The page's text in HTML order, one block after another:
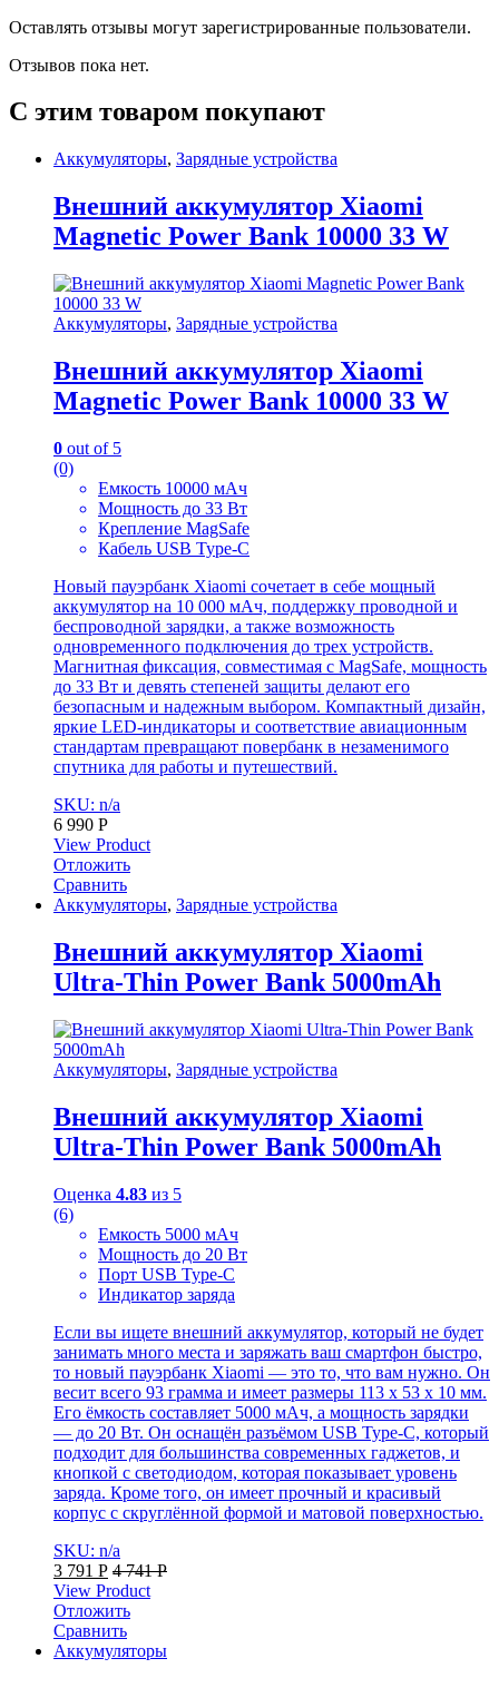
Оставлять отзывы могут зарегистрированные пользователи.
Отзывов пока нет.
С этим товаром покупают
Аккумуляторы, Зарядные устройства
Внешний аккумулятор Xiaomi
Magnetic Power Bank 10000 33 W
Аккумуляторы, Зарядные устройства
Внешний аккумулятор Xiaomi
Magnetic Power Bank 10000 33 W
0 out of 5
(0)
Емкость 10000 мАч
Мощность до 33 Вт
Крепление MagSafe
Кабель USB Type-C
Новый пауэрбанк Xiaomi сочетает в себе мощный
аккумулятор на 10 000 мАч, поддержку проводной и
беспроводной зарядки, а также возможность
одновременного подключения до трех устройств.
Магнитная фиксация, совместимая с MagSafe, мощность
до 33 Вт и девять степеней защиты делают его
безопасным и надежным выбором. Компактный дизайн,
яркие LED-индикаторы и соответствие авиационным
стандартам превращают повербанк в незаменимого
спутника для работы и путешествий.
SKU: n/a
6 990 Р
View Product
Отложить
Сравнить
Аккумуляторы, Зарядные устройства
Внешний аккумулятор Xiaomi
Ultra-Thin Power Bank 5000mAh
Аккумуляторы, Зарядные устройства
Внешний аккумулятор Xiaomi
Ultra-Thin Power Bank 5000mAh
Оценка 4.83 из 5
(6)
Емкость 5000 мАч
Мощность до 20 Вт
Порт USB Type-C
Индикатор заряда
Если вы ищете внешний аккумулятор, который не будет
занимать много места и заряжать ваш смартфон быстро,
то новый пауэрбанк Xiaomi — это то, что вам нужно. Он
весит всего 93 грамма и имеет размеры 113 х 53 х 10 мм.
Его ёмкость составляет 5000 мАч, а мощность зарядки
— до 20 Вт. Он оснащён разъёмом USB Type-C, который
подходит для большинства современных гаджетов, и
кнопкой с светодиодом, которая показывает уровень
заряда. Кроме того, он имеет прочный и красивый
корпус с скруглённой формой и матовой поверхностью.
SKU: n/a
3 791 Р 4 741Р
View Product
Отложить
Сравнить
Аккумуляторы